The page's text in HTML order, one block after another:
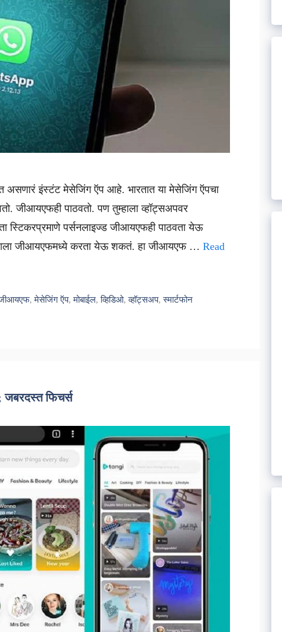
असणारं इंस्टंट मेसेजिंग ऍप आहे. भारतात या मेसेजिंग ऍपचा
जीआयएफही पाठवतो. पण तुम्हाला व्हॉट्सअपवर
स्टिकरप्रमाणे पर्सनलाइज्ड जीआयएफही पाठवता येऊ
जीआयएफमध्ये करता येऊ शकतं. हा जीआयएफ … Read
,मेसेजिंग ऍप,मोबाईल,व्हिडिओ,व्हॉट्सअप,स्मार्टफोन
फिचर्स